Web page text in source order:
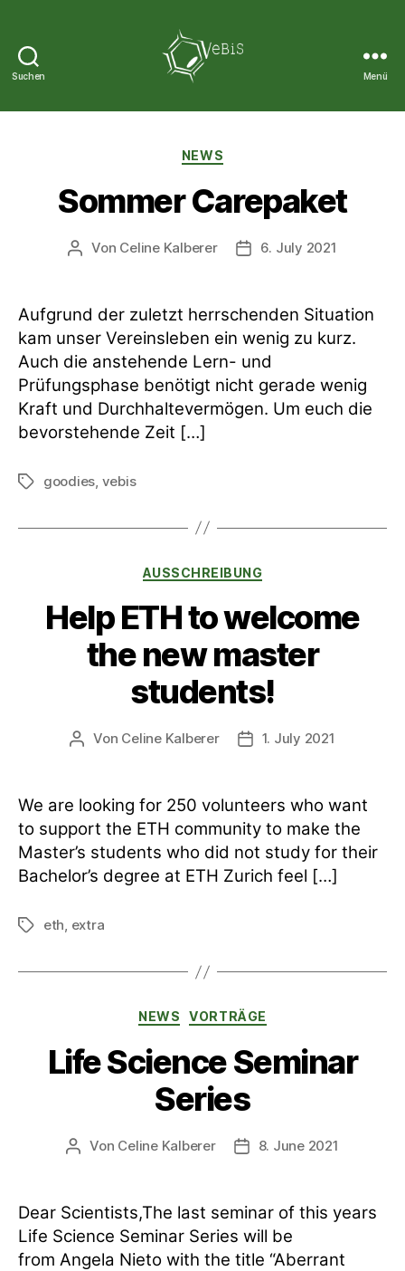
Suchen Menü
Kategorien
NEWS
Sommer Carepaket
Beitragsautor
Von Celine Kalberer Veröffentlichungsdatum
6. July 2021
Aufgrund der zuletzt herrschenden Situation
kam unser Vereinsleben ein wenig zu kurz.
Auch die anstehende Lern- und
Prüfungsphase benötigt nicht gerade wenig
Kraft und Durchhaltevermögen. Um euch die
bevorstehende Zeit […]
Schlagwörter
goodies vebis
Kategorien
AUSSCHREIBUNG
Help ETH to welcome
the new master
students!
Beitragsautor
Von Celine Kalberer Veröffentlichungsdatum
1. July 2021
We are looking for 250 volunteers who want
to support the ETH community to make the
Master’s students who did not study for their
Bachelor’s degree at ETH Zurich feel […]
Schlagwörter
eth, extra
Kategorien
NEWS VORTRÄGE
Life Science Seminar
Series
Beitragsautor
Von Celine Kalberer Veröffentlichungsdatum
8. June 2021
Dear Scientists,The last seminar of this years
Life Science Seminar Series will be
from Angela Nieto with the title “Aberrant